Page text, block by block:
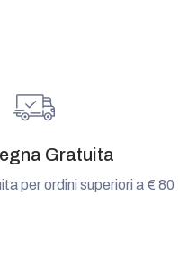
Gratuita
per ordini superiori a € 80